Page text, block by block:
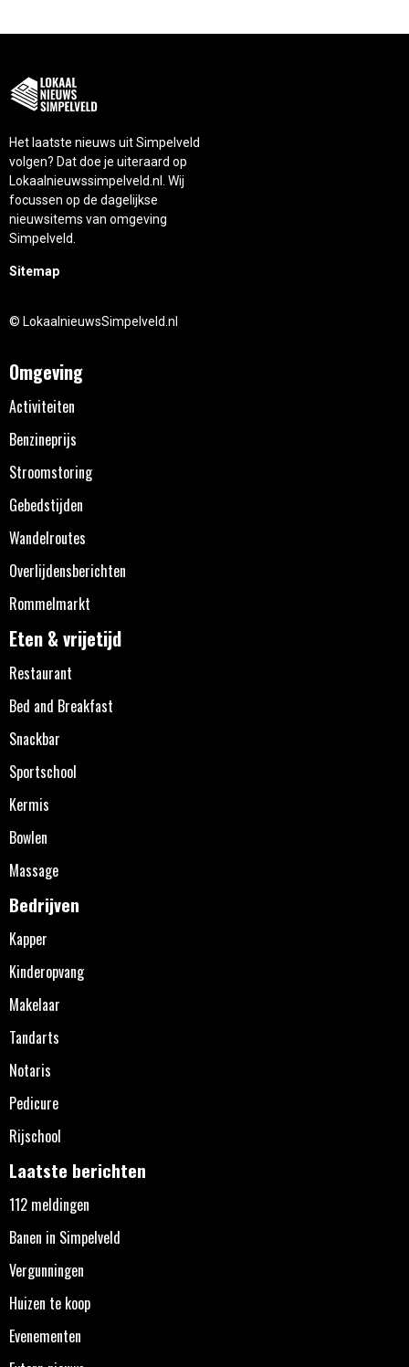
Het laatste nieuws uit Simpelveld
volgen? Dat doe je uiteraard op
Lokaalnieuwssimpelveld.nl. Wij
focussen op de dagelijkse
nieuwsitems van omgeving
Simpelveld.
Sitemap
© LokaalnieuwsSimpelveld.nl
Omgeving
Activiteiten
Benzineprijs
Stroomstoring
Gebedstijden
Wandelroutes
Overlijdensberichten
Rommelmarkt
Eten & vrijetijd
Restaurant
Bed and Breakfast
Snackbar
Sportschool
Kermis
Bowlen
Massage
Bedrijven
Kapper
Kinderopvang
Makelaar
Tandarts
Notaris
Pedicure
Rijschool
Laatste berichten
112 meldingen
Banen in Simpelveld
Vergunningen
Huizen te koop
Evenementen